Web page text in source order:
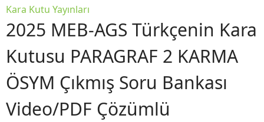
Kara Kutu Yayınları
2025 MEB-AGS Türkçenin Kara
Kutusu PARAGRAF 2 KARMA
ÖSYM Çıkmış Soru Bankası
Video/PDF Çözümlü